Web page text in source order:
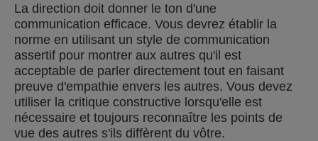
La direction doit donner le ton d'une
communication efficace. Vous devrez établir la
norme en utilisant un style de communication
assertif pour montrer aux autres qu'il est
acceptable de parler directement tout en faisant
preuve d'empathie envers les autres. Vous devez
utiliser la critique constructive lorsqu'elle est
nécessaire et toujours reconnaître les points de
vue des autres s'ils diffèrent du vôtre.